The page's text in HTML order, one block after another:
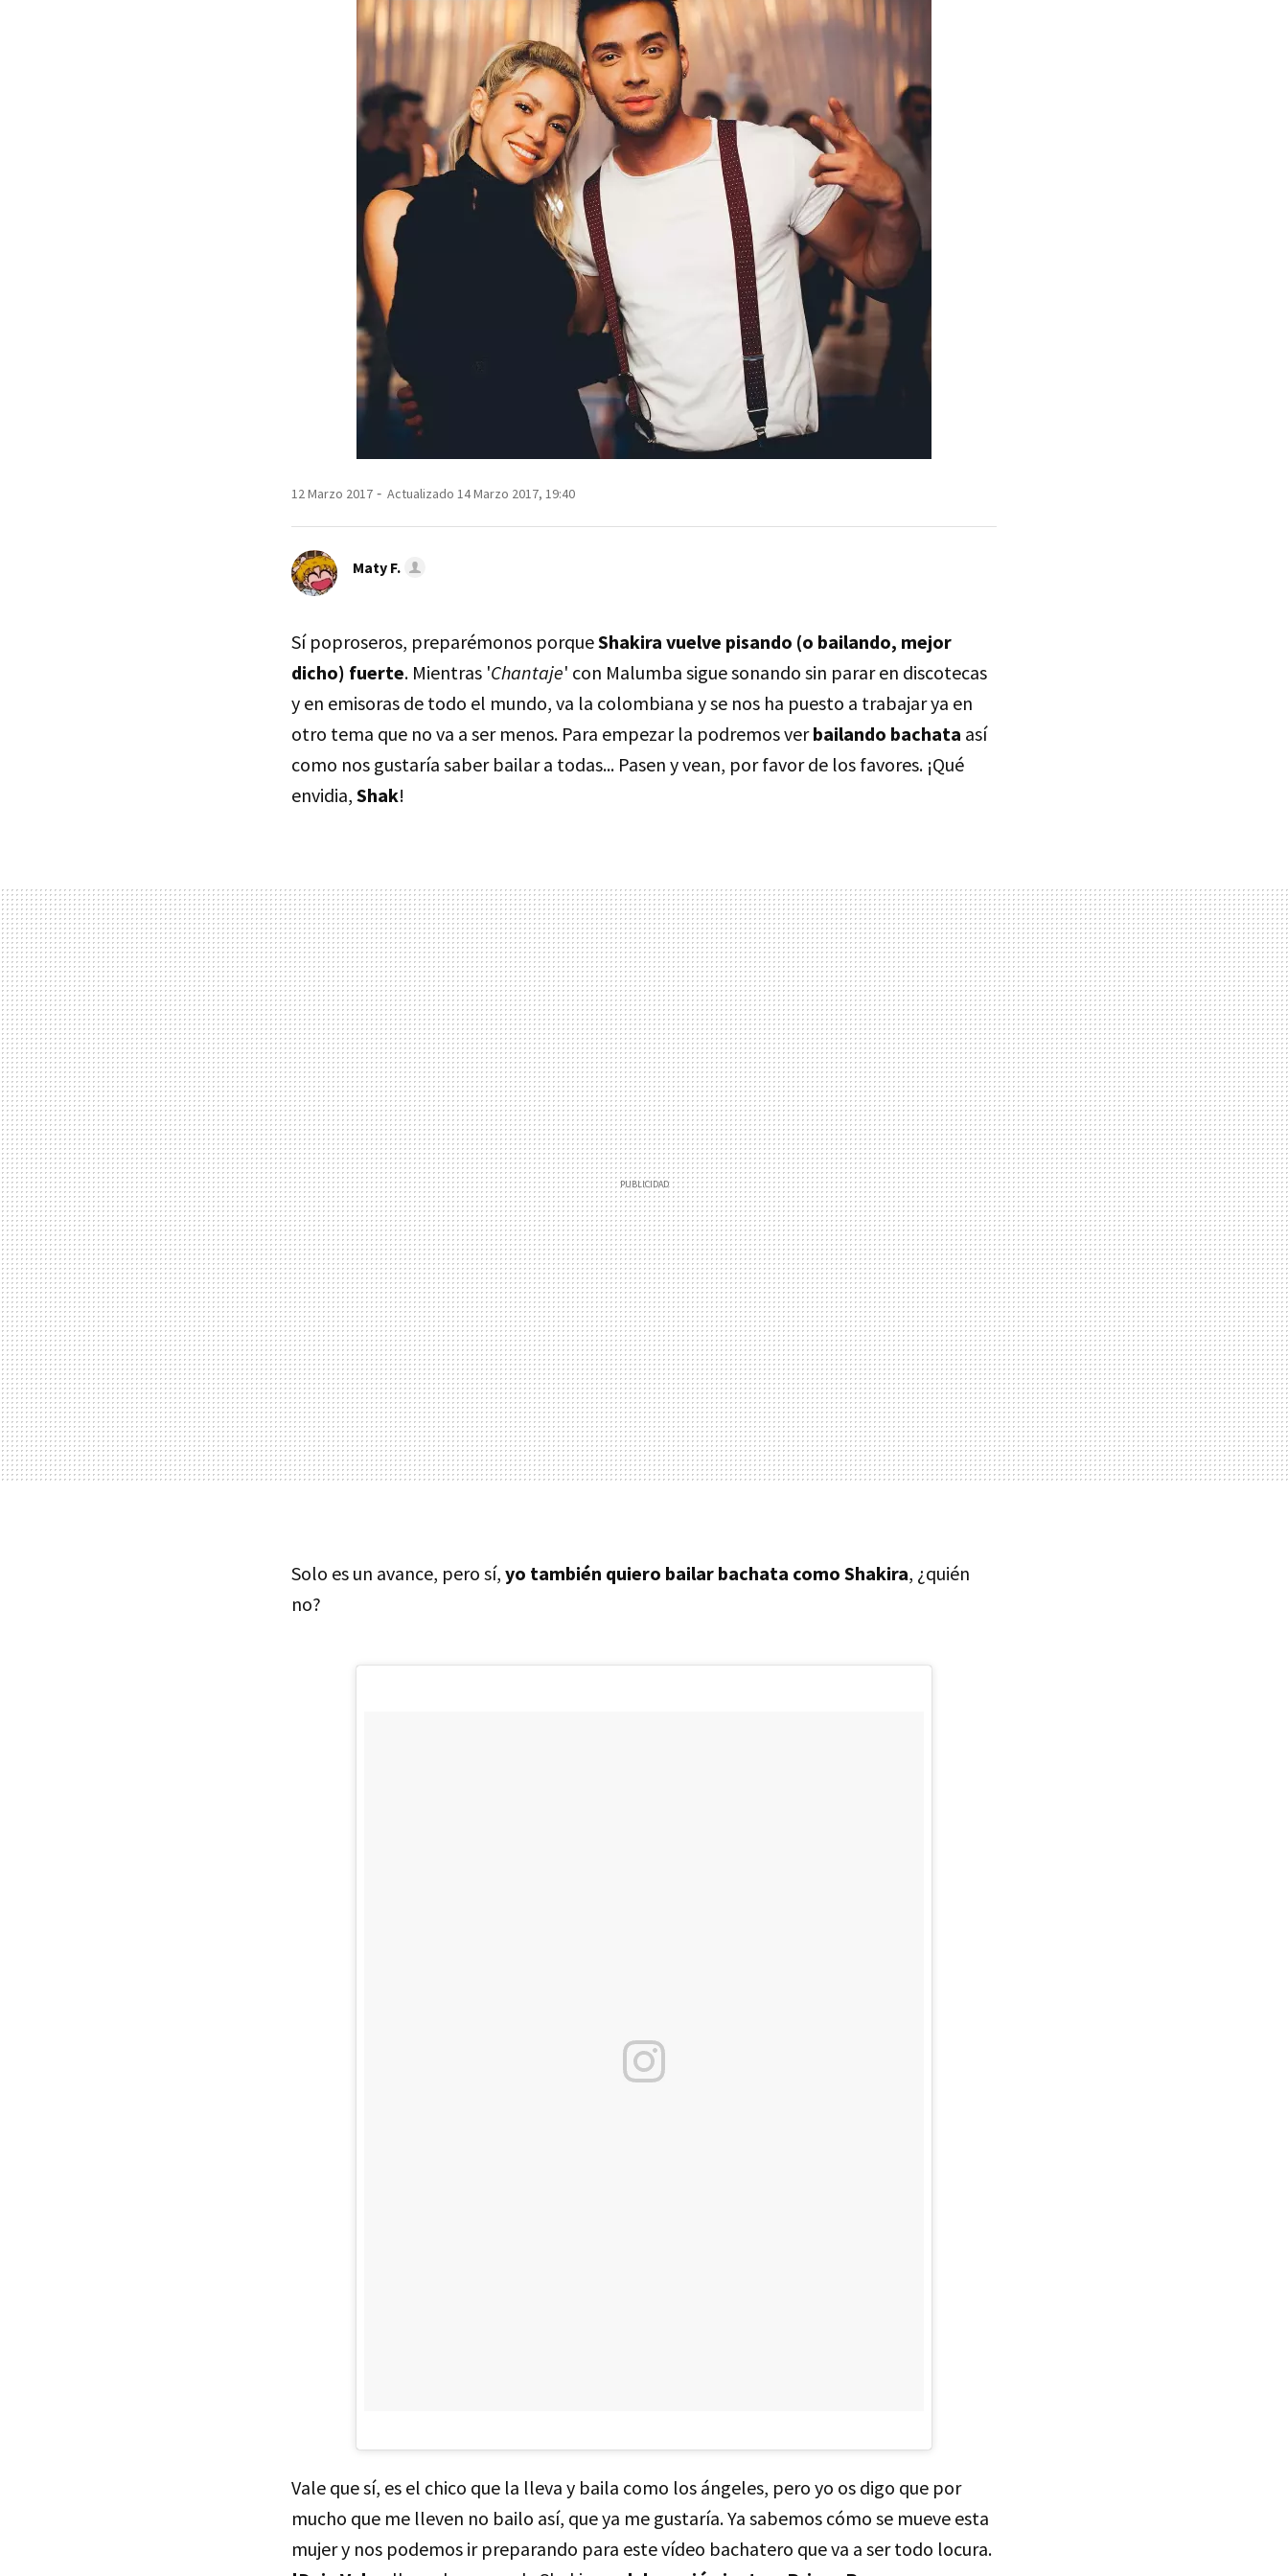
12 Marzo 2017 Actualizado 14 Marzo 2017, 19:40
Maty F.
Sí poproseros, preparémonos porqueShakira vuelve pisando (o bailando, mejor
dicho) fuerte. Mientras 'Chantaje' con Malumba sigue sonando sin parar en discotecas
y en emisoras de todo el mundo, va la colombiana y se nos ha puesto a trabajar ya en
otro tema que no va a ser menos. Para empezar la podremos verbailando bachata así
como nos gustaría saber bailar a todas... Pasen y vean, por favor de los favores. ¡Qué
envidia, Shak!
Solo es un avance, pero sí, yo también quiero bailar bachata como Shakira, ¿quién
no?
Vale que sí, es el chico que la lleva y baila como los ángeles, pero yo os digo que por
mucho que me lleven no bailo así, que ya me gustaría. Ya sabemos cómo se mueve esta
mujer y nos podemos ir preparando para este vídeo bachatero que va a ser todo locura.